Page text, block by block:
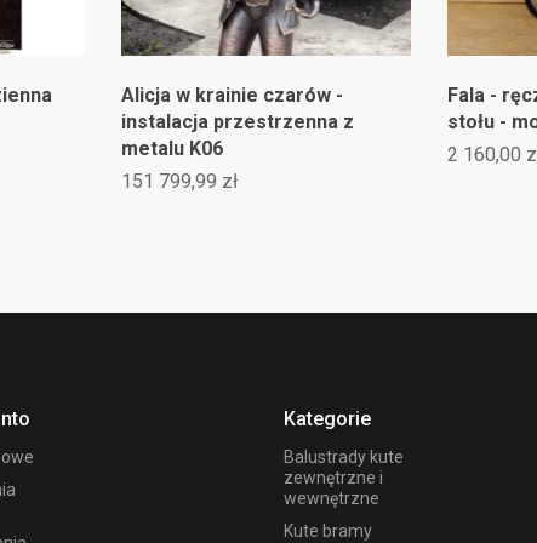
Alicja w krainie czarów -
instalacja przestrzenna z
metalu K06
151 799,99 zł
Fala -
stołu -
2 160,00
Kategorie
Balustrady kute
zewnętrzne i
wewnętrzne
Kute bramy